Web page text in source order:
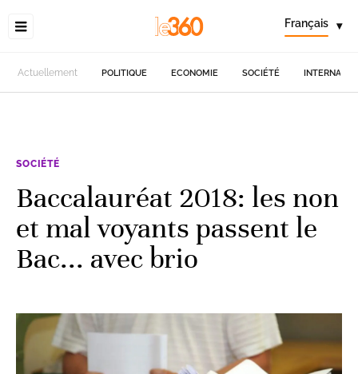
Français ▾
Actuellement POLITIQUE ECONOMIE SOCIÉTÉ
SOCIÉTÉ
Baccalauréat 2018: les non
et mal voyants passent le
Bac... avec brio